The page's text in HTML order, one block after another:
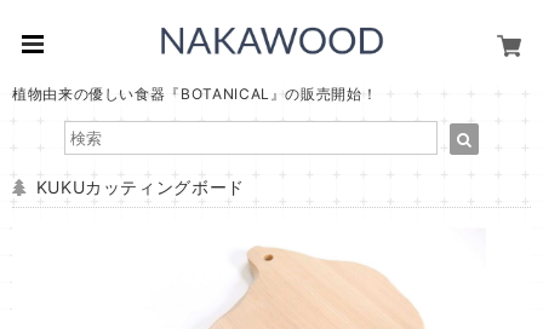
植物由来の優しい食器『BOTANICAL』の販売開始！
KUKUカッティングボード